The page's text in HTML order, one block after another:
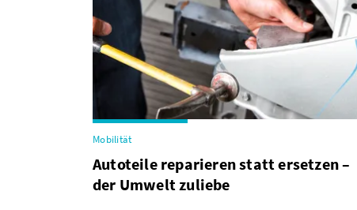
Mobilität
Autoteile reparieren statt ersetzen –
der Umwelt zuliebe